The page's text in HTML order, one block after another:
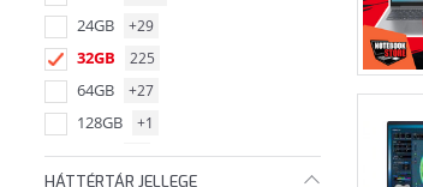
24GB +29
32GB 225
64GB +27
128GB +1
48GB +1
HÁTTÉRTÁR JELLEGE